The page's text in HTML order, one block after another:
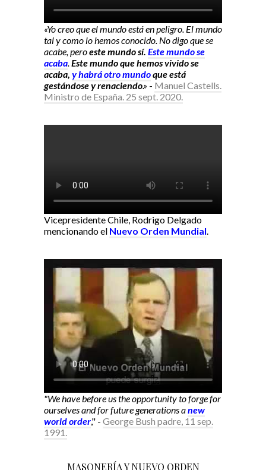
«Yo creo que el mundo está en peligro. El mundo
tal y como lo hemos conocido. No digo que se
acabe, peroeste mundo sí. Este mundo se
acaba.Este mundo que hemos vivido se
acaba, y habrá otro mundoque está
gestándose y renaciendo.» - Manuel Castells.
Ministro de España. 25 sept. 2020.
Vicepresidente Chile, Rodrigo Delgado
mencionando el Nuevo Orden Mundial.
"We have before us the opportunity to forge for
ourselves and for future generations anew
world order," - George Bush padre, 11 sep.
1991.
MASONERÍA Y NUEVO ORDEN